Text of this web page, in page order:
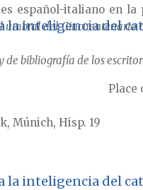
español-italiano en
umbral del Cincuentenario
bibliografía de los
la inteligencia del
Place
Múnich, Hisp. 19
la inteligencia del